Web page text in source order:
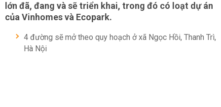
lớn đã, đang và sẽ triển khai, trong đó có loạt dự án
của Vinhomes và Ecopark.
4 đường sẽ mở theo quy hoạch ở xã Ngọc Hồi, Thanh Trì,
Hà Nội